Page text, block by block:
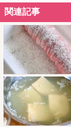
関連記事